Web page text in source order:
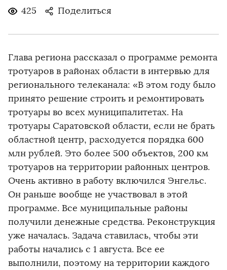
425 Поделиться
Глава региона рассказал о программе ремонта
тротуаров в районах области в интервью для
регионального телеканала: «В этом году было
принято решение строить и ремонтировать
тротуары во всех муниципалитетах. На
тротуары Саратовской области, если не брать
областной центр, расходуется порядка 600
млн рублей. Это более 500 объектов, 200 км
тротуаров на территории районных центров.
Очень активно в работу включился Энгельс.
Он раньше вообще не участвовал в этой
программе. Все муниципальные районы
получили денежные средства. Реконструкция
уже началась. Задача ставилась, чтобы эти
работы начались с 1 августа. Все ее
выполнили, поэтому на территории каждого